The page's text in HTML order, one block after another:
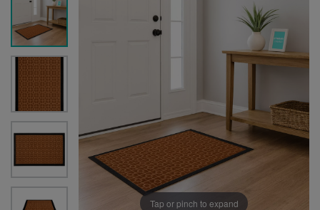
Tap or pinch to expand